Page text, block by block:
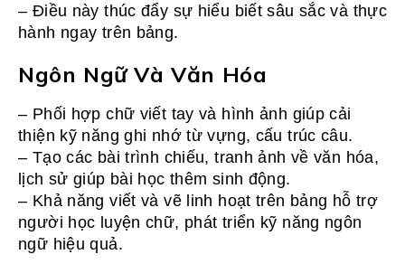
– Điều này thúc đẩy sự hiểu biết sâu sắc và thực
hành ngay trên bảng.
Ngôn Ngữ Và Văn Hóa
– Phối hợp chữ viết tay và hình ảnh giúp cải
thiện kỹ năng ghi nhớ từ vựng, cấu trúc câu.
– Tạo các bài trình chiếu, tranh ảnh về văn hóa,
lịch sử giúp bài học thêm sinh động.
– Khả năng viết và vẽ linh hoạt trên bảng hỗ trợ
người học luyện chữ, phát triển kỹ năng ngôn
ngữ hiệu quả.